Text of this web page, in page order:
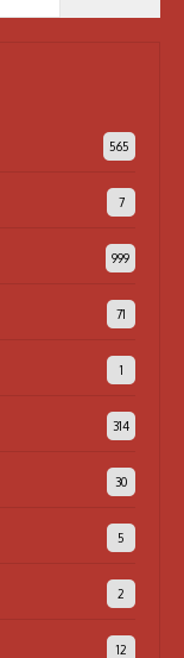
565
7
999
71
1
314
30
5
2
12